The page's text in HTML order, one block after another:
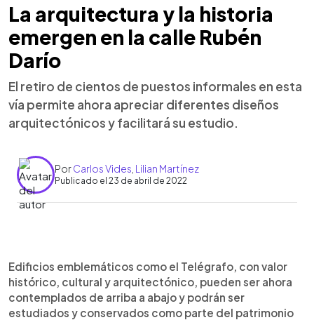
La arquitectura y la historia
emergen en la calle Rubén
Darío
El retiro de cientos de puestos informales en esta
vía permite ahora apreciar diferentes diseños
arquitectónicos y facilitará su estudio.
PorCarlos Vides Lilian Martínez
Publicado el 23 de abril de 2022
► Escuchar artículo
Edificios emblemáticos como el Telégrafo, con valor
histórico, cultural y arquitectónico, pueden ser ahora
contemplados de arriba a abajo y podrán ser
estudiados y conservados como parte del patrimonio